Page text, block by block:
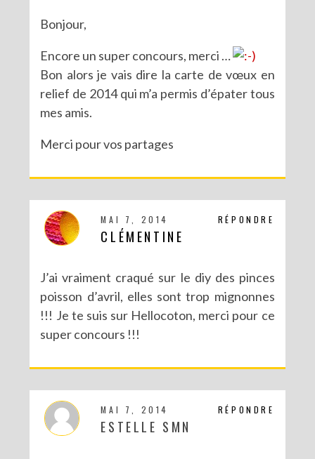
Bonjour,
Encore un super concours, merci …
Bon alors je vais dire la carte de vœux en
relief de 2014 qui m’a permis d’épater tous
mes amis.
Merci pour vos partages
RÉPONDRE
MAI 7, 2014
CLÉMENTINE
J’ai vraiment craqué sur le diy des pinces
poisson d’avril, elles sont trop mignonnes
!!! Je te suis sur Hellocoton, merci pour ce
super concours !!!
RÉPONDRE
MAI 7, 2014
ESTELLE SMN